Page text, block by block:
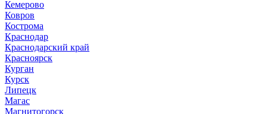
Кемерово
Ковров
Кострома
Краснодар
Краснодарский край
Красноярск
Курган
Курск
Липецк
Магас
Магнитогорск